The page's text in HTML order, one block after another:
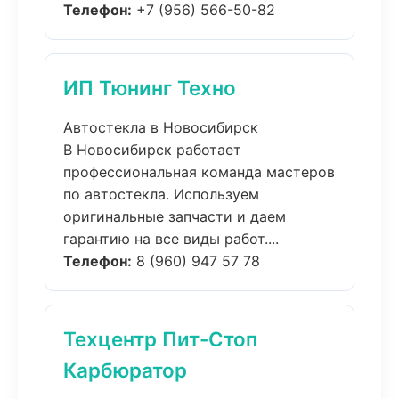
Телефон: +7 (956) 566-50-82
ИП Тюнинг Техно
Автостекла в Новосибирск
В Новосибирск работает
профессиональная команда мастеров
по автостекла. Используем
оригинальные запчасти и даем
гарантию на все виды работ....
Телефон: 8 (960) 947 57 78
Техцентр Пит-Стоп
Карбюратор